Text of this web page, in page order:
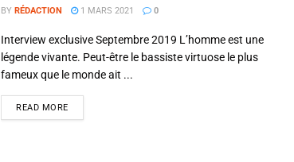
BY RÉDACTION 1 MARS 2021 0
Interview exclusive Septembre 2019 L’homme est une
légende vivante. Peut-être le bassiste virtuose le plus
fameux que le monde ait ...
READ MORE